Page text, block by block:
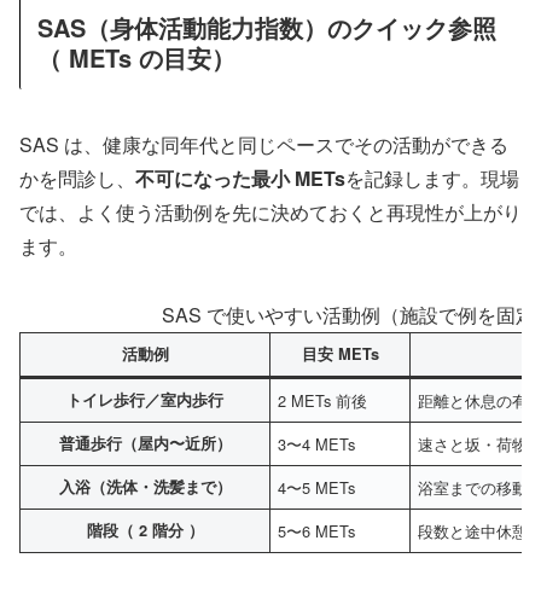
SAS（身体活動能力指数）のクイック参照
（ METs の目安）
SAS は、健康な同年代と同じペースでその活動ができる
かを問診し、 不可になった最小 METsを記録します。現場
では、よく使う活動例を先に決めておくと再現性が上がり
ます。
SAS で使いやすい活動例（施設で例を固
活動例 目安 METs
トイレ歩行／室内歩行 2 METs 前後 距離と休息の有
普通歩行（屋内〜近所） 3〜4 METs 速さと坂・荷物
入浴（洗体・洗髪まで） 4〜5 METs 浴室までの移動
階段（ 2 階分 ） 5〜6 METs 段数と途中休憩